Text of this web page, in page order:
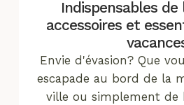
Indispensables de
accessoires et
Envie d'évasion? Que
escapade au bord de la
ville ou simplement de